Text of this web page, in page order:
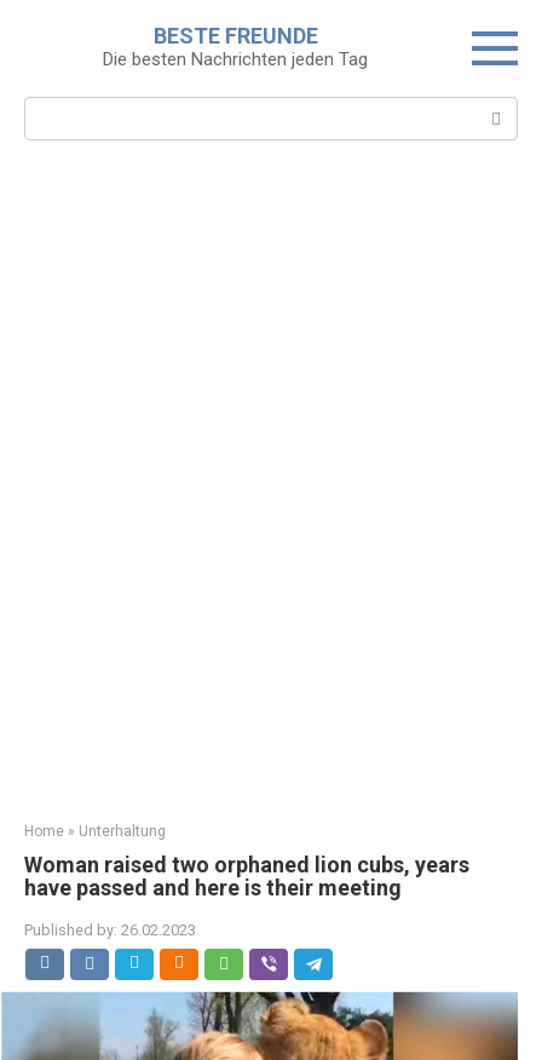
BESTE FREUNDE
Die besten Nachrichten jeden Tag
Search:
Home » Unterhaltung
Woman raised two orphaned lion cubs, years
have passed and here is their meeting
Published by: 26.02.2023